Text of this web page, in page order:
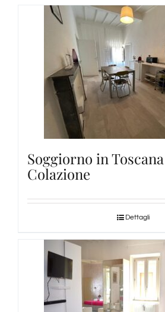
Soggiorno in
Colazione
Dettagli